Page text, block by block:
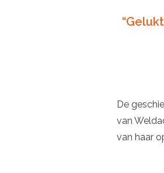
De
van
van haar